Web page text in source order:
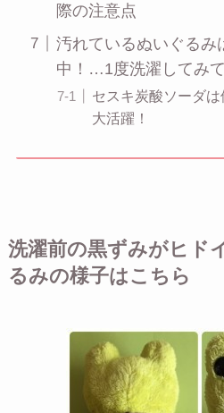
際の注意点
汚れているぬいぐるみ
中！…1度洗濯してみ
セスキ炭酸ソーダ
大活躍！
洗濯前の黒ずみがヒド
るみの様子はこちら